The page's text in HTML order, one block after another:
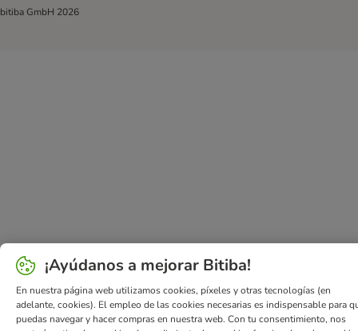
bitiba GmbH 2026
¡Ayúdanos a mejorar Bitiba!
En nuestra página web utilizamos cookies, píxeles y otras tecnologías (en
adelante, cookies). El empleo de las cookies necesarias es indispensable para
puedas navegar y hacer compras en nuestra web. Con tu consentimiento, nos